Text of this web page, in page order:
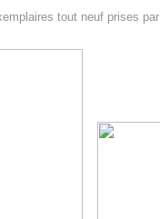
tout neuf prises par